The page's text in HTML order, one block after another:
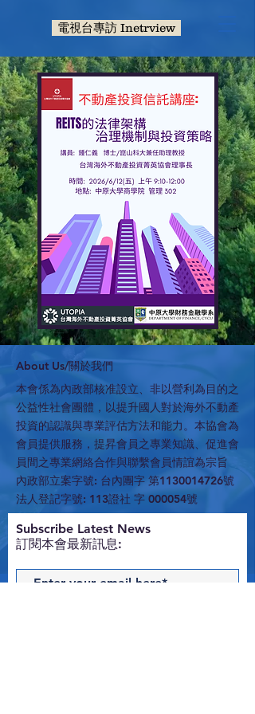
電視台專訪 Inetrview
​About Us/關於我們
本會係為內政部核准設立、非以營利為目的之
公益性社會團體，以提升國人對於海外不動產
投資的認識與專業評估方法和能力。本協會為
會員提供服務，提昇會員之專業知識、促進會
員間之專業網絡合作與聯繫會員情誼為宗旨
內政部立案字號: 台內團字 第1130014726號
法人登記字號: 113證社 字 000054號
​Subscribe Latest News
訂閱本會最新訊息: